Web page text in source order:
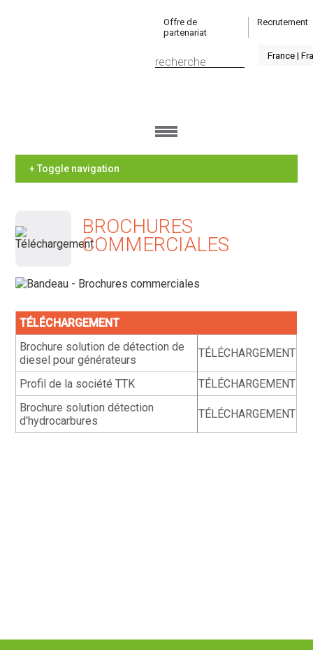
Offre de
partenariat
Recrutement
+ Toggle navigation
BROCHURES
COMMERCIALES
TÉLÉCHARGEMENT
Brochure solution de détection de
diesel pour générateurs
TÉLÉCHARGEMENT
Profil de la société TTK
TÉLÉCHARGEMENT
Brochure solution détection
d'hydrocarbures
TÉLÉCHARGEMENT